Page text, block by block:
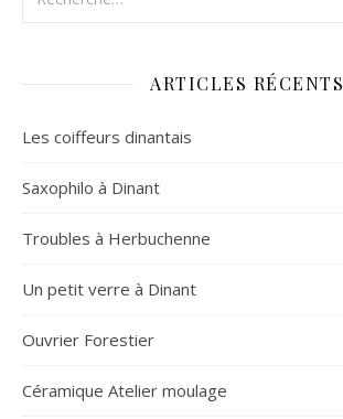
ARTICLES RÉCENTS
Les coiffeurs dinantais
Saxophilo à Dinant
Troubles à Herbuchenne
Un petit verre à Dinant
Ouvrier Forestier
Céramique Atelier moulage